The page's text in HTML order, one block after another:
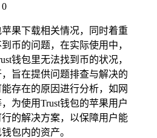
苹果下载相关情况，同时着重
币的问题，在实际使用中，
钱包里无法找到币的状况，
旨在提供问题排查与解决的
存在的原因进行分析，如网
为使用Trust钱包的苹果用户
的解决方案，以保障用户能
包内的资产。